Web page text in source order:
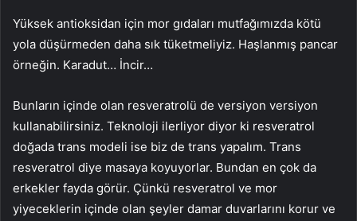
Yüksek antioksidan için mor gıdaları mutfağımızda kötü
yola düşürmeden daha sık tüketmeliyiz. Haşlanmış pancar
örneğin. Karadut… İncir…
Bunların içinde olan resveratrolü de versiyon versiyon
kullanabilirsiniz. Teknoloji ilerliyor diyor ki resveratrol
doğada trans modeli ise biz de trans yapalım. Trans
resveratrol diye masaya koyuyorlar. Bundan en çok da
erkekler fayda görür. Çünkü resveratrol ve mor
yiyeceklerin içinde olan şeyler damar duvarlarını korur ve